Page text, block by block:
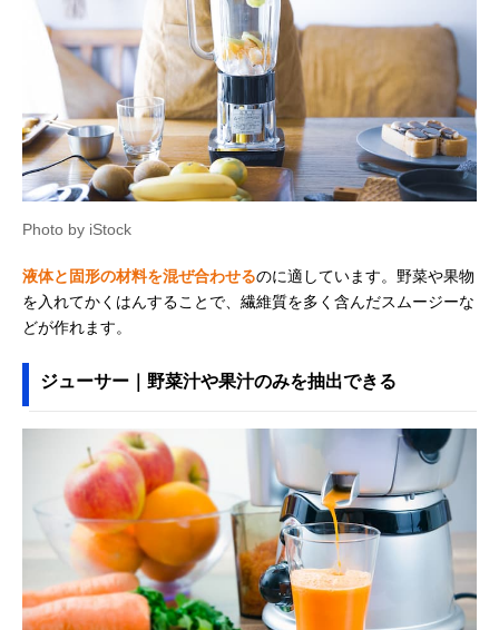
Photo by iStock
液体と固形の材料を混ぜ合わせるのに適しています。野菜や果物
を入れてかくはんすることで、繊維質を多く含んだスムージーな
どが作れます。
ジューサー｜野菜汁や果汁のみを抽出できる